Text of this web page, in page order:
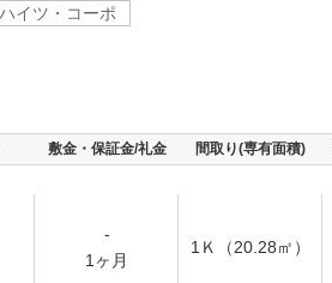
ハイツ・コーポ
敷金・保証金/礼金 間取り(専有面積)
-
1ヶ月
1Ｋ（20.28㎡）